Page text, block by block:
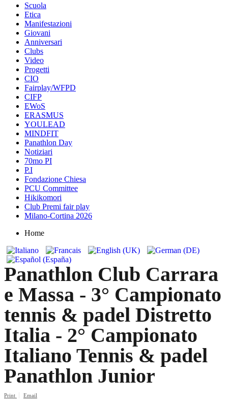
Scuola
Etica
Manifestazioni
Giovani
Anniversari
Clubs
Video
Progetti
CIO
Fairplay/WFPD
CIFP
EWoS
ERASMUS
YOULEAD
MINDFIT
Panathlon Day
Notiziari
70mo PI
P.I
Fondazione Chiesa
PCU Committee
Hikikomori
Club Premi fair play
Milano-Cortina 2026
Home
Panathlon Club Carrara
e Massa - 3° Campionato
tennis & padel Distretto
Italia - 2° Campionato
Italiano Tennis & padel
Panathlon Junior
Print Email